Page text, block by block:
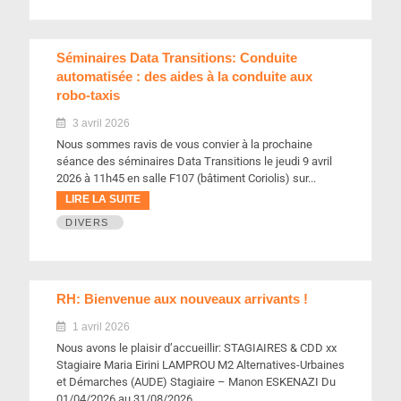
Séminaires Data Transitions: Conduite
automatisée : des aides à la conduite aux
robo-taxis
3 avril 2026
Nous sommes ravis de vous convier à la prochaine
séance des séminaires Data Transitions le jeudi 9 avril
2026 à 11h45 en salle F107 (bâtiment Coriolis) sur...
LIRE LA SUITE
DIVERS
RH: Bienvenue aux nouveaux arrivants ! ​
1 avril 2026
Nous avons le plaisir d’accueillir: STAGIAIRES & CDD xx
Stagiaire Maria Eirini LAMPROU M2 Alternatives-Urbaines
et Démarches (AUDE) Stagiaire – Manon ESKENAZI Du